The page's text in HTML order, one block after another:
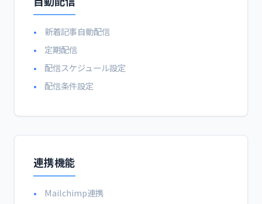
新着記事自動配信
定期配信
配信スケジュール設定
配信条件設定
連携機能
Mailchimp連携